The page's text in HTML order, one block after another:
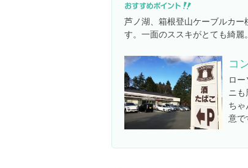
芦ノ湖、箱根登山ケーブルカ
す。一面のススキがとても綺麗
コ
ロ
ニ
ち
意で